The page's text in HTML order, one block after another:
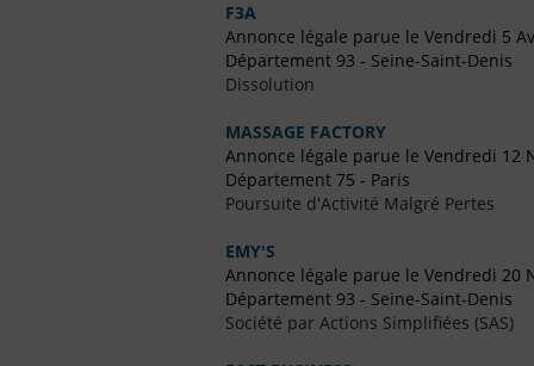
F3A
Annonce légale parue le Vendredi 5
Département 93 - Seine-Saint-Denis
Dissolution
MASSAGE FACTORY
Annonce légale parue le Vendredi 12
Département 75 - Paris
Poursuite d'Activité Malgré Pertes
EMY'S
Annonce légale parue le Vendredi 20
Département 93 - Seine-Saint-Denis
Société par Actions Simplifiées (SAS)